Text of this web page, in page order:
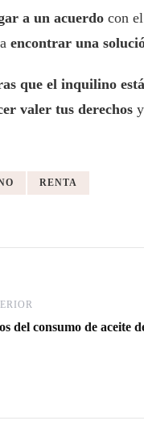
a un acuerdo con
encontrar una
que el inquilino
valer tus derechos
RENTA
del consumo de aceite